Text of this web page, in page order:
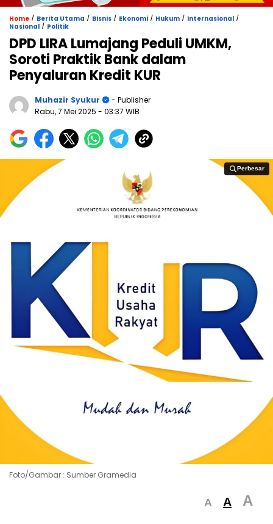
Home / Berita Utama / Bisnis / Ekonomi / Hukum / Internasional /
Nasional / Politik
DPD LIRA Lumajang Peduli UMKM,
Soroti Praktik Bank dalam
Penyaluran Kredit KUR
Muhazir Syukur
- Publisher
Rabu, 7 Mei 2025 - 03:37 WIB
Perbesar
Perbesar
Foto/Gambar : Sumber Gramedia
A A A